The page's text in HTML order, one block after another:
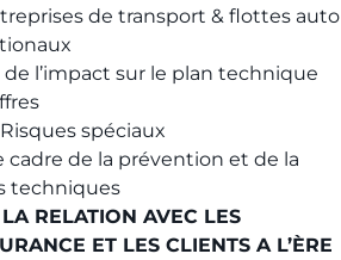
de transport & flottes auto
l’impact sur le plan technique
spéciaux
cadre de la prévention et de la
techniques
RELATION AVEC LES
ET LES CLIENTS A L’ÈRE